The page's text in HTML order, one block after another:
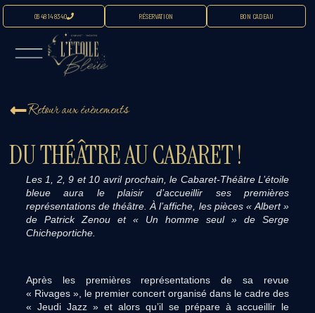
06 48 14 83 40 RÉSERVATION BON CADEAU
Retour aux évènements
DU THÉÂTRE AU CABARET !
Les 1, 2, 9 et 10 avril prochain, le Cabaret-Théâtre L’étoile
bleue aura le plaisir d’accueillir ses premières
représentations de théâtre. À l’affiche, les pièces « Albert »
de Patrick Zenou et « Un homme seul » de Serge
Chicheportiche.
Après les premières représentations de sa revue
« Rivages », le premier concert organisé dans le cadre des
« Jeudi Jazz » et alors qu’il se prépare à accueillir le